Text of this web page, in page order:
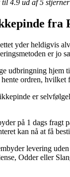
til 4.9 ud af 5
fra
yder heldigvis
er jo
udbringning hjem
ordren,
er
på 1 dags fragt
kan nå at få
levering
Odder eller